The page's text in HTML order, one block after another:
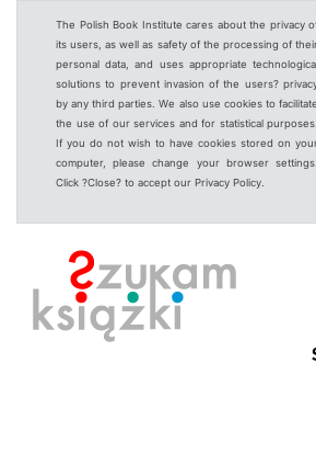
The Polish Book Institute cares about the privacy
its users, as well as safety of the processing of
personal data, and uses appropriate
solutions to prevent invasion of the users?
by any third parties. We also use cookies to facilitate
the use of our services and for statistical purposes.
If you do not wish to have cookies stored on
computer, please change your browser settings.
Click ?Close? to accept our Privacy Policy.